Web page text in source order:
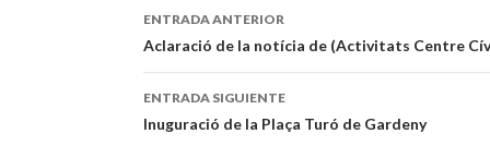
Navegación
de
entradas
ENTRADA ANTERIOR
Aclaració de la notícia de (Activitats Centre
ENTRADA SIGUIENTE
Inuguració de la Plaça Turó de Gardeny